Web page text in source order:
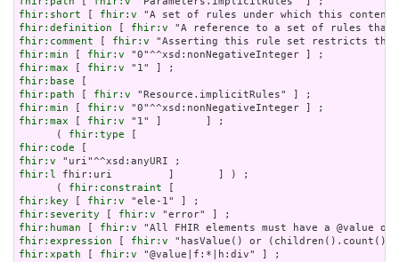
fhir:short [ fhir:v
fhir:definition [ fhir:v
fhir:comment [ fhir:v
fhir:min [ fhir:v
fhir:max [ fhir:v
fhir:base
fhir:path [ fhir:v
fhir:min [ fhir:v
fhir:max [ fhir:v "1" ]       ] ;
      (
fhir:type
fhir:code
fhir:v
fhir:l fhir:uri         ]       ] ) ;
      (
fhir:constraint
fhir:key [ fhir:v
fhir:severity [ fhir:v
fhir:human [ fhir:v
fhir:expression [ fhir:v
fhir:xpath [ fhir:v